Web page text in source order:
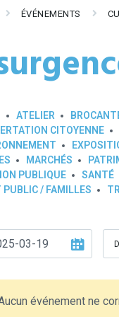
ÉVÉNEMENTS
ATELIER
CITOYENNE
MARCHÉS
PUBLIQUE
SANTÉ
PUBLIC / FAMILLES
événement ne